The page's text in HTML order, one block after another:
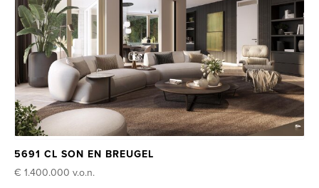
5691 CL SON EN BREUGEL
€ 1.400.000 v.o.n.